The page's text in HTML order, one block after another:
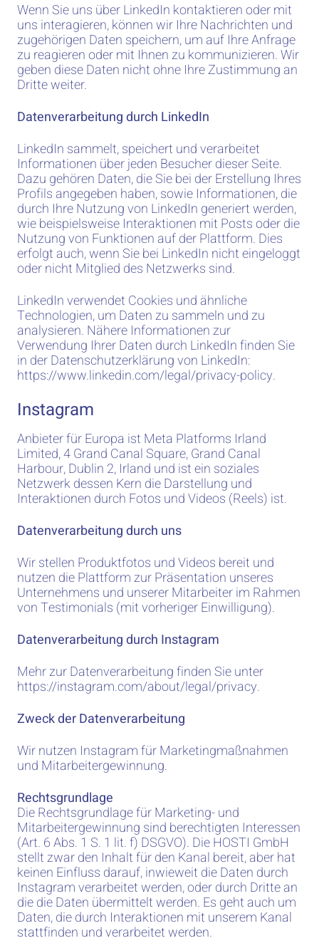
Wenn Sie uns über LinkedIn kontaktieren oder mit
uns interagieren, können wir Ihre Nachrichten und
zugehörigen Daten speichern, um auf Ihre Anfrage
zu reagieren oder mit Ihnen zu kommunizieren. Wir
geben diese Daten nicht ohne Ihre Zustimmung an
Dritte weiter.
Datenverarbeitung durch LinkedIn
LinkedIn sammelt, speichert und verarbeitet
Informationen über jeden Besucher dieser Seite.
Dazu gehören Daten, die Sie bei der Erstellung Ihres
Profils angegeben haben, sowie Informationen, die
durch Ihre Nutzung von LinkedIn generiert werden,
wie beispielsweise Interaktionen mit Posts oder die
Nutzung von Funktionen auf der Plattform. Dies
erfolgt auch, wenn Sie bei LinkedIn nicht eingeloggt
oder nicht Mitglied des Netzwerks sind.
LinkedIn verwendet Cookies und ähnliche
Technologien, um Daten zu sammeln und zu
analysieren. Nähere Informationen zur
Verwendung Ihrer Daten durch LinkedIn finden Sie
in der Datenschutzerklärung von LinkedIn:
https://www.linkedin.com/legal/privacy-policy.
Instagram
Anbieter für Europa ist Meta Platforms Irland
Limited, 4 Grand Canal Square, Grand Canal
Harbour, Dublin 2, Irland und ist ein soziales
Netzwerk dessen Kern die Darstellung und
Interaktionen durch Fotos und Videos (Reels) ist.
Datenverarbeitung durch uns
Wir stellen Produktfotos und Videos bereit und
nutzen die Plattform zur Präsentation unseres
Unternehmens und unserer Mitarbeiter im Rahmen
von Testimonials (mit vorheriger Einwilligung).
Datenverarbeitung durch Instagram
Mehr zur Datenverarbeitung finden Sie unter
https://instagram.com/about/legal/privacy.
Zweck der Datenverarbeitung
Wir nutzen Instagram für Marketingmaßnahmen
und Mitarbeitergewinnung.
Rechtsgrundlage
Die Rechtsgrundlage für Marketing- und
Mitarbeitergewinnung sind berechtigten Interessen
(Art. 6 Abs. 1 S. 1 lit. f) DSGVO). Die HOSTI GmbH
stellt zwar den Inhalt für den Kanal bereit, aber hat
keinen Einfluss darauf, inwieweit die Daten durch
Instagram verarbeitet werden, oder durch Dritte an
die die Daten übermittelt werden. Es geht auch um
Daten, die durch Interaktionen mit unserem Kanal
stattfinden und verarbeitet werden.